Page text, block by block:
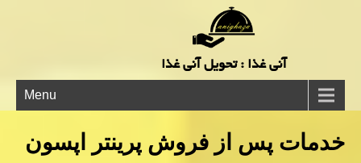
آنی غذا : تحویل آنی غذا
Menu
خدمات پس از فروش پرینتر اپسون